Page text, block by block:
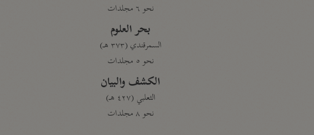
نحو ٦ مجلدات
بحر العلوم
السمرقندي (٣٧٣ هـ)
نحو ٥ مجلدات
الكشف والبيان
الثعلبي (٤٢٧ هـ)
نحو ٨ مجلدات